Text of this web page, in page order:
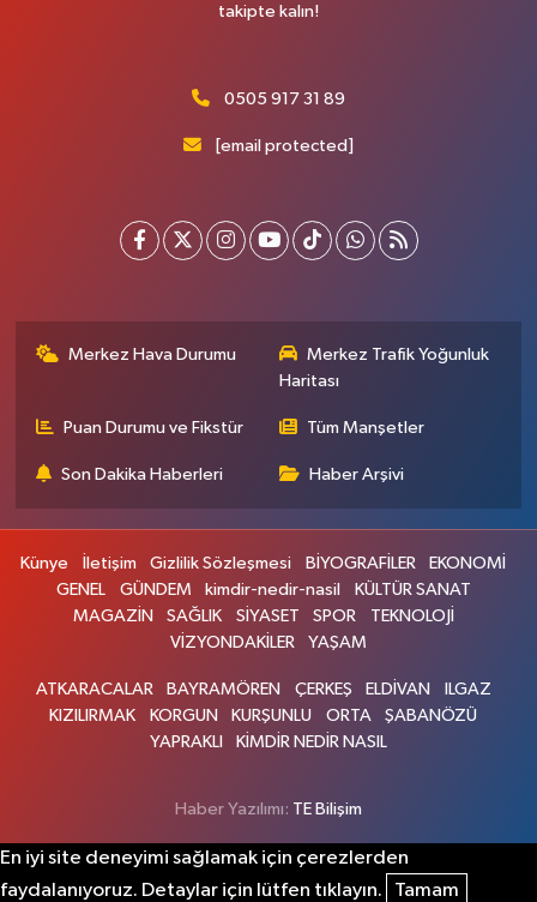
takipte kalın!
0505 917 31 89
[email protected]
Merkez Hava Durumu
Merkez Trafik Yoğunluk
Haritası
Puan Durumu ve Fikstür Tüm Manşetler
Son Dakika Haberleri Haber Arşivi
Künye İletişim Gizlilik Sözleşmesi BİYOGRAFİLER
EKONOMİ
GENEL
GÜNDEM kimdir-nedir-nasil
KÜLTÜR SANAT
MAGAZİN
SAĞLIK SİYASET SPOR
TEKNOLOJİ
VİZYONDAKİLER
YAŞAM
ATKARACALAR BAYRAMÖREN ÇERKEŞ ELDİVAN
ILGAZ
KIZILIRMAK
KORGUN KURŞUNLU ORTA
ŞABANÖZÜ
YAPRAKLI
KİMDİR NEDİR NASIL
Haber Yazılımı: TE Bilişim
En iyi site deneyimi sağlamak için çerezlerden
faydalanıyoruz. Detaylar için lütfen tıklayın.
Tamam